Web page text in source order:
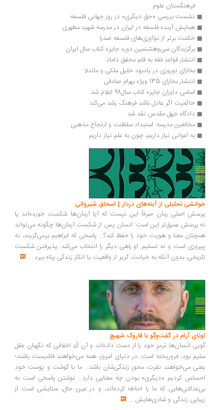
فرهنگستان علوم
نشست بررسی «حق دیگری» در روز جهانی فلسفه
همایش آینده فلسفه در ایران در مدرسه شهید مطهری
حکمت برتر از نوآوری‌های فلسفه صدرا
برگزیدگان سی‌وهشتمین دوره جایزه کتاب سال ایران
انتشار قواعد فقه به قلم محقق داماد
بخارای نوروزی در یادبود خلیل ملکی و ماندلا
انتشار بخارای 135 ویژه بهرام صادقی
اسامی داوران جایزه کتاب سال98 اعلام شد
حاکمیت‌ اگر عادل باشد فرهنگ رشد می‌کند
دادگاه جهل مقدس نقد شد
مخالفین مدرسه: استبداد سلطنت و ارتجاع مذهبی
به اعوانی نیاز داریم، چون به علم نیاز داریم
خوانشی تحلیلی از آینه‌های دردار | اسحاق شیروانی
پرسش اصلی رمان صرفاً این نیست که آیا آرمان‌ها شکست خورده‌اند یا
نه.پرسش عمیق‌تر این است: انسان پس از شکست آرمان‌ها چگونه می‌تواند
همچنان معنا و هویت خود را حفظ کند؟... پاسخی که ابراهیم برمی‌گزیند، نه
پیروزی است و نه تسلیم. او راهی دیگر را انتخاب می‌کند: پذیرفتن شکست
تاریخی، بدون آنکه به خیانت، گریز از واقعیت یا انکار زندگی پناه ببرد ...
اونای آرام در گفت‌وگو با فاروک شهیچ‭
گویی انسان‌ها ترمزِ خود را از دست داده‌اند و آن کُدِ اخلاقی که نگهبان عقل
سلیم بود، فروریخته است. در دنیای امروز، همه می‌خواهند فاشیست باشند؛
یعنی می‌خواهند نفرت، محورِ زندگی‌شان باشد... ما با گوشت و پوست خود
احساس کردیم «دیگری» بودن چه معنایی دارد... نوشتن پاسخی است به
بی‌عدالتی‌هایی که ما را احاطه کرده‌اند، و در عین حال، ستایشی است از
زیبایی زندگی و شادی‌هایش ...